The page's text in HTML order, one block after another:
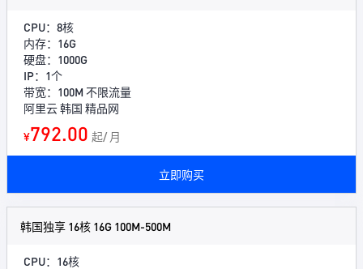
CPU：8核
内存：16G
硬盘：1000G
IP：1个
带宽：100M 不限流量
阿里云 韩国 精品网
¥792.00 起/ 月
立即购买
韩国独享 16核 16G 100M-500M
CPU：16核